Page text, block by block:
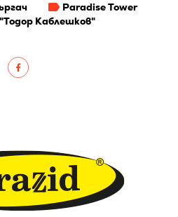
Paradise Tower
Каблешков"